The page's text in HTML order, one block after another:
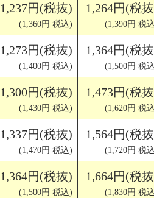
1,237円(税抜)
(1,360円 税込)
1,264円(税
(1,390円 税
1,273円(税抜)
(1,400円 税込)
1,364円(税
(1,500円 税
1,300円(税抜)
(1,430円 税込)
1,473円(税
(1,620円 税
1,337円(税抜)
(1,470円 税込)
1,564円(税
(1,720円 税
1,364円(税抜)
(1,500円 税込)
1,664円(税
(1,830円 税